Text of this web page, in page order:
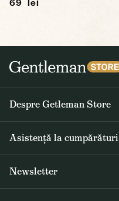
69 lei
Despre Getleman Store
Asistență la cumpărături
Newsletter